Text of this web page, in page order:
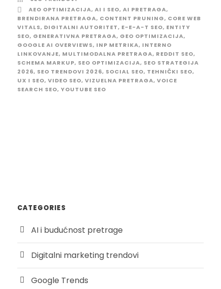
AEO OPTIMIZACIJA, AI I SEO, AI PRETRAGA,
BRENDIRANA PRETRAGA, CONTENT PRUNING, CORE WEB
VITALS, DIGITALNI AUTORITET, E-E-A-T SEO, ENTITY
SEO, GENERATIVNA PRETRAGA, GEO OPTIMIZACIJA,
GOOGLE AI OVERVIEWS, INP METRIKA, INTERNO
LINKOVANJE, MULTIMODALNA PRETRAGA, REDDIT SEO,
SCHEMA MARKUP, SEO OPTIMIZACIJA, SEO STRATEGIJA
2026, SEO TRENDOVI 2026, SOCIAL SEO, TEHNIČKI SEO,
UX I SEO, VIDEO SEO, VIZUELNA PRETRAGA, VOICE
SEARCH SEO, YOUTUBE SEO
CATEGORIES
AI i budućnost pretrage
Digitalni marketing trendovi
Google Trends